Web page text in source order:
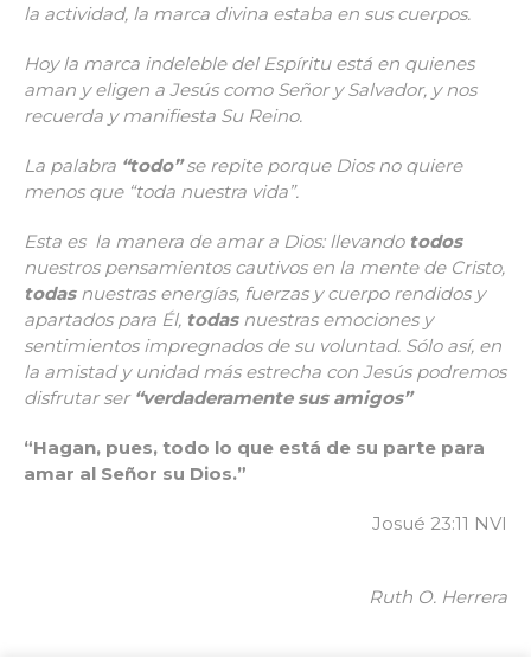
la actividad, la marca divina estaba en sus cuerpos.
Hoy la marca indeleble del Espíritu está en quienes
aman y eligen a Jesús como Señor y Salvador, y nos
recuerda y manifiesta Su Reino.
La palabra “todo”se repite porque Dios no quiere
menos que “toda nuestra vida”.
Esta es la manera de amar a Dios: llevando todos
nuestros pensamientos cautivos en la mente de Cristo,
todas nuestras energías, fuerzas y cuerpo rendidos y
apartados para Él, todasnuestras emociones y
sentimientos impregnados de su voluntad. Sólo así, en
la amistad y unidad más estrecha con Jesús podremos
disfrutar ser “verdaderamente sus amigos”
“Hagan, pues, todo lo que está de su parte para
amar al Señor su Dios.”
Josué 23:11 NVI
Ruth O. Herrera